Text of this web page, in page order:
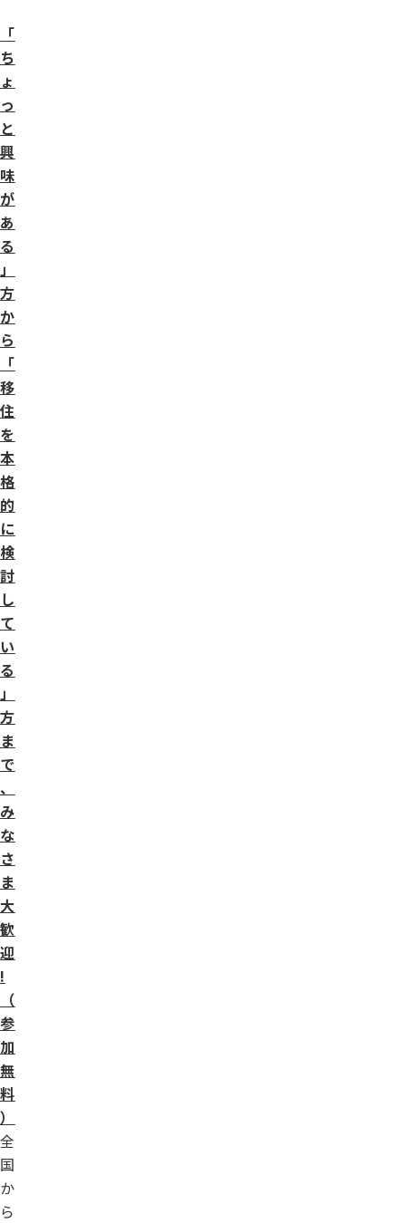
「
ち
ょ
っ
と
興
味
が
あ
る
」
方
か
ら
「
移
住
を
本
格
的
に
検
討
し
て
い
る
」
方
ま
で
、
み
な
さ
ま
大
歓
迎
!
（
参
加
無
料
）
全
国
か
ら